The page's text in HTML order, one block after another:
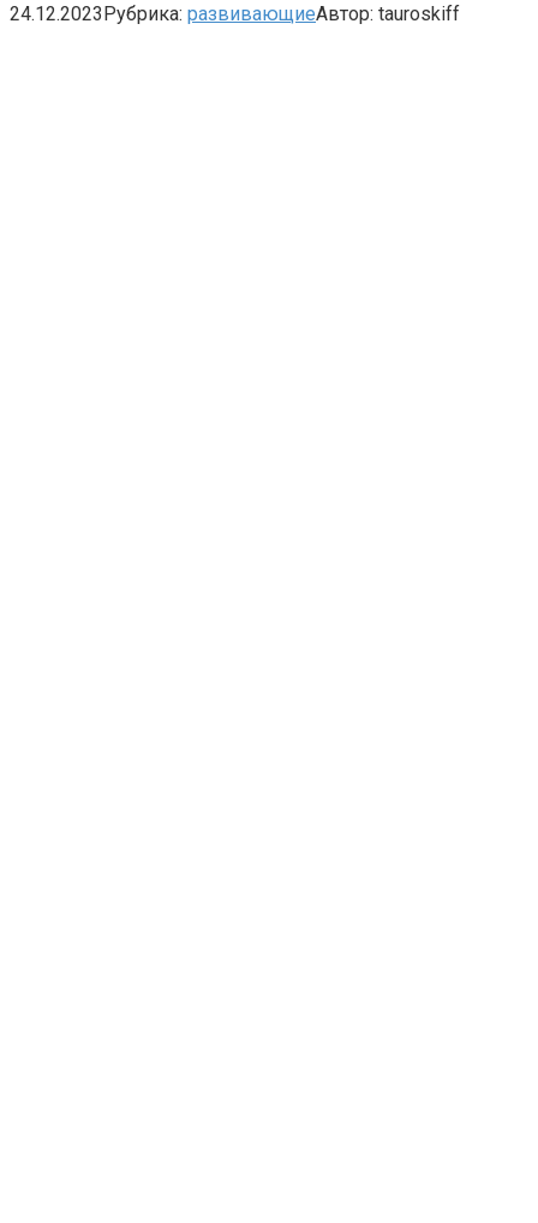
24.12.2023Рубрика: развивающиеАвтор: tauroskiff